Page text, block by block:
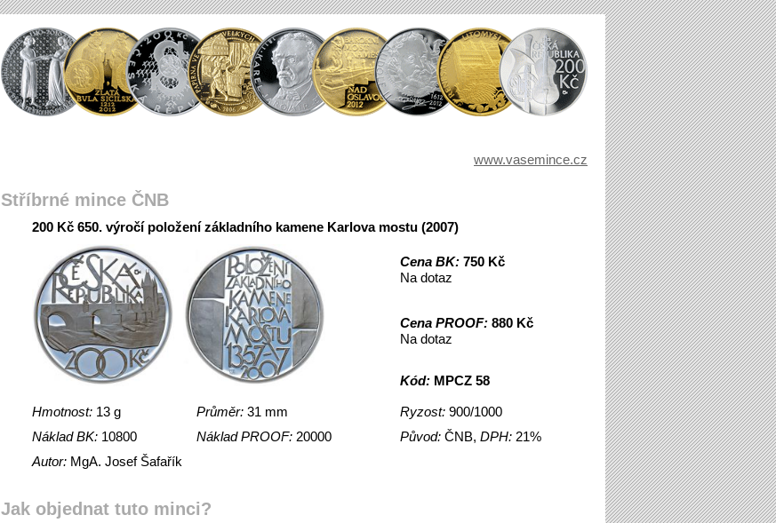
www.vasemince.cz
Stříbrné mince ČNB
200 Kč 650. výročí položení základního kamene Karlova mostu (2007)
Cena BK: 750 Kč
Na dotaz
Cena PROOF: 880 Kč
Na dotaz
Kód: MPCZ 58
Hmotnost: 13 g Průměr: 31 mm Ryzost: 900/1000
Náklad BK: 10800 Náklad PROOF: 20000 Původ: ČNB, DPH: 21%
Autor: MgA. Josef Šafařík
Jak objednat tuto minci?